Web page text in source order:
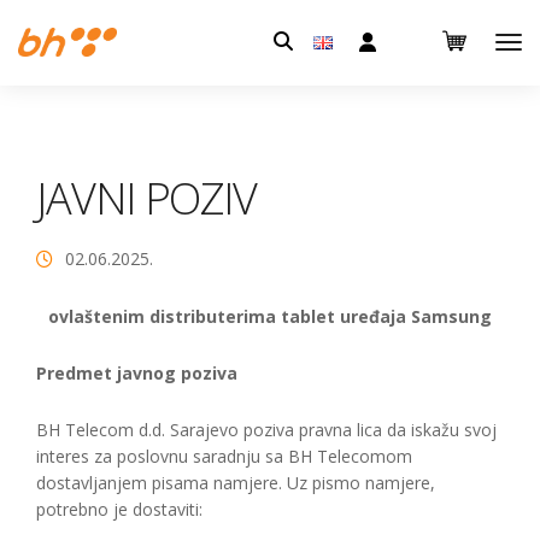
Pretraga:
JAVNI POZIV
02.06.2025.
ovlaštenim distributerima tablet uređaja Samsung
Predmet javnog poziva
BH Telecom d.d. Sarajevo poziva pravna lica da iskažu svoj
interes za poslovnu saradnju sa BH Telecomom
dostavljanjem pisama namjere. Uz pismo namjere,
potrebno je dostaviti: